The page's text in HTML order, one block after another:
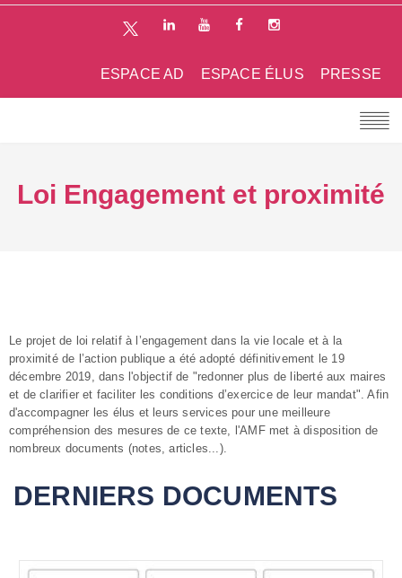
PRESSE
ESPACE ÉLUS
ESPACE AD
Loi Engagement et proximité
Le projet de loi relatif à l’engagement dans la vie locale et à la
proximité de l’action publique a été adopté définitivement le 19
décembre 2019, dans l'objectif de "redonner plus de liberté aux maires
et de clarifier et faciliter les conditions d’exercice de leur mandat". Afin
d'accompagner les élus et leurs services pour une meilleure
compréhension des mesures de ce texte, l'AMF met à disposition de
nombreux documents (notes, articles...).
DERNIERS DOCUMENTS